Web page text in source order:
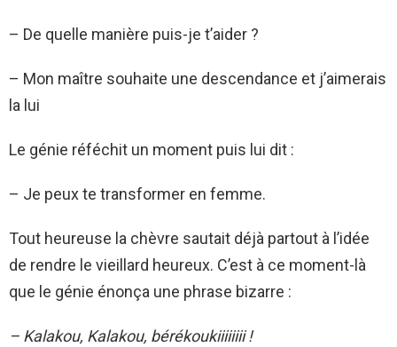
– De quelle manière puis-je t’aider ?
– Mon maître souhaite une descendance et j’aimerais
la lui
Le génie réféchit un moment puis lui dit :
– Je peux te transformer en femme.
Tout heureuse la chèvre sautait déjà partout à l’idée
de rendre le vieillard heureux. C’est à ce moment-là
que le génie énonça une phrase bizarre :
– Kalakou, Kalakou, bérékoukiiiiiiii !